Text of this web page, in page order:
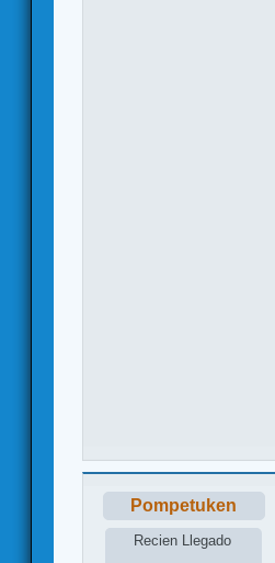
Pompetuken
Recien Llegado